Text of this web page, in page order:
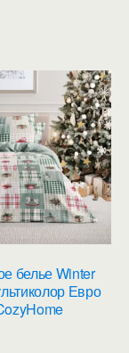
белье Winter
Евро